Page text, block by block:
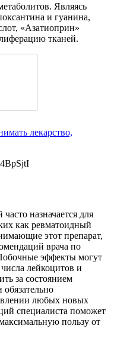
Являясь
и гуанина,
«Азатиоприн»
тканей.
лекарство,
назначается для
как ревматоидный
этот препарат,
врача по
эффекты могут
лейкоцитов и
за состоянием
любых новых
специалиста поможет
пользу от